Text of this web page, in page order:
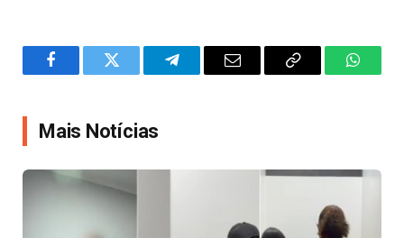
FacebookTwitter TelegramEmail
Copy
Mais Notícias